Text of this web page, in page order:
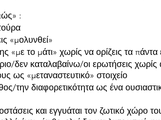
:
«μολυνθεί»
«με το μάτι» χωρίς να ορίζεις τα πάντα
δεν καταλαβαίνω/οι ερωτήσεις χωρίς
ως «μεταναστευτικό» στοιχείο
την διαφορετικότητα ως ένα
και εγγυάται τον ζωτικό χώρο